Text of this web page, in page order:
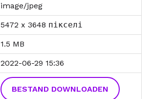
image/jpeg
5472 x 3648 пікселі
1.5 MB
2022-06-29 15:36
BESTAND DOWNLOADEN